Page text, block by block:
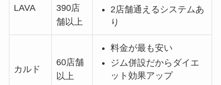
LAVA
390店
舗以上
2店舗通えるシステムあ
り
カルド
60店舗
以上
料金が最も安い
ジム併設だからダイエ
ット効果アップ